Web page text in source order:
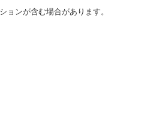
ョンが含む場合があります。